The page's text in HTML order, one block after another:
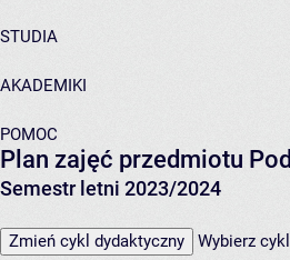
STUDIA
AKADEMIKI
POMOC
Plan zajęć przedmiotu
Semestr letni 2023/2024
Zmień cykl dydaktyczny Wybierz